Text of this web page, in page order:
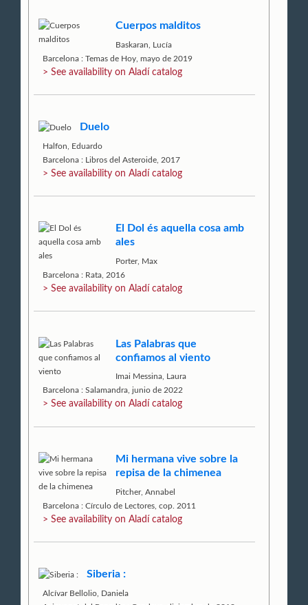
Cuerpos malditos
Baskaran, Lucía
Barcelona : Temas de Hoy, mayo de 2019
> See availability on Aladí catalog
Duelo
Halfon, Eduardo
Barcelona : Libros del Asteroide, 2017
> See availability on Aladí catalog
El Dol és aquella cosa amb
ales
Porter, Max
Barcelona : Rata, 2016
> See availability on Aladí catalog
Las Palabras que
confiamos al viento
Imai Messina, Laura
Barcelona : Salamandra, junio de 2022
> See availability on Aladí catalog
Mi hermana vive sobre la
repisa de la chimenea
Pitcher, Annabel
Barcelona : Círculo de Lectores, cop. 2011
> See availability on Aladí catalog
Siberia :
Alcívar Bellolio, Daniela